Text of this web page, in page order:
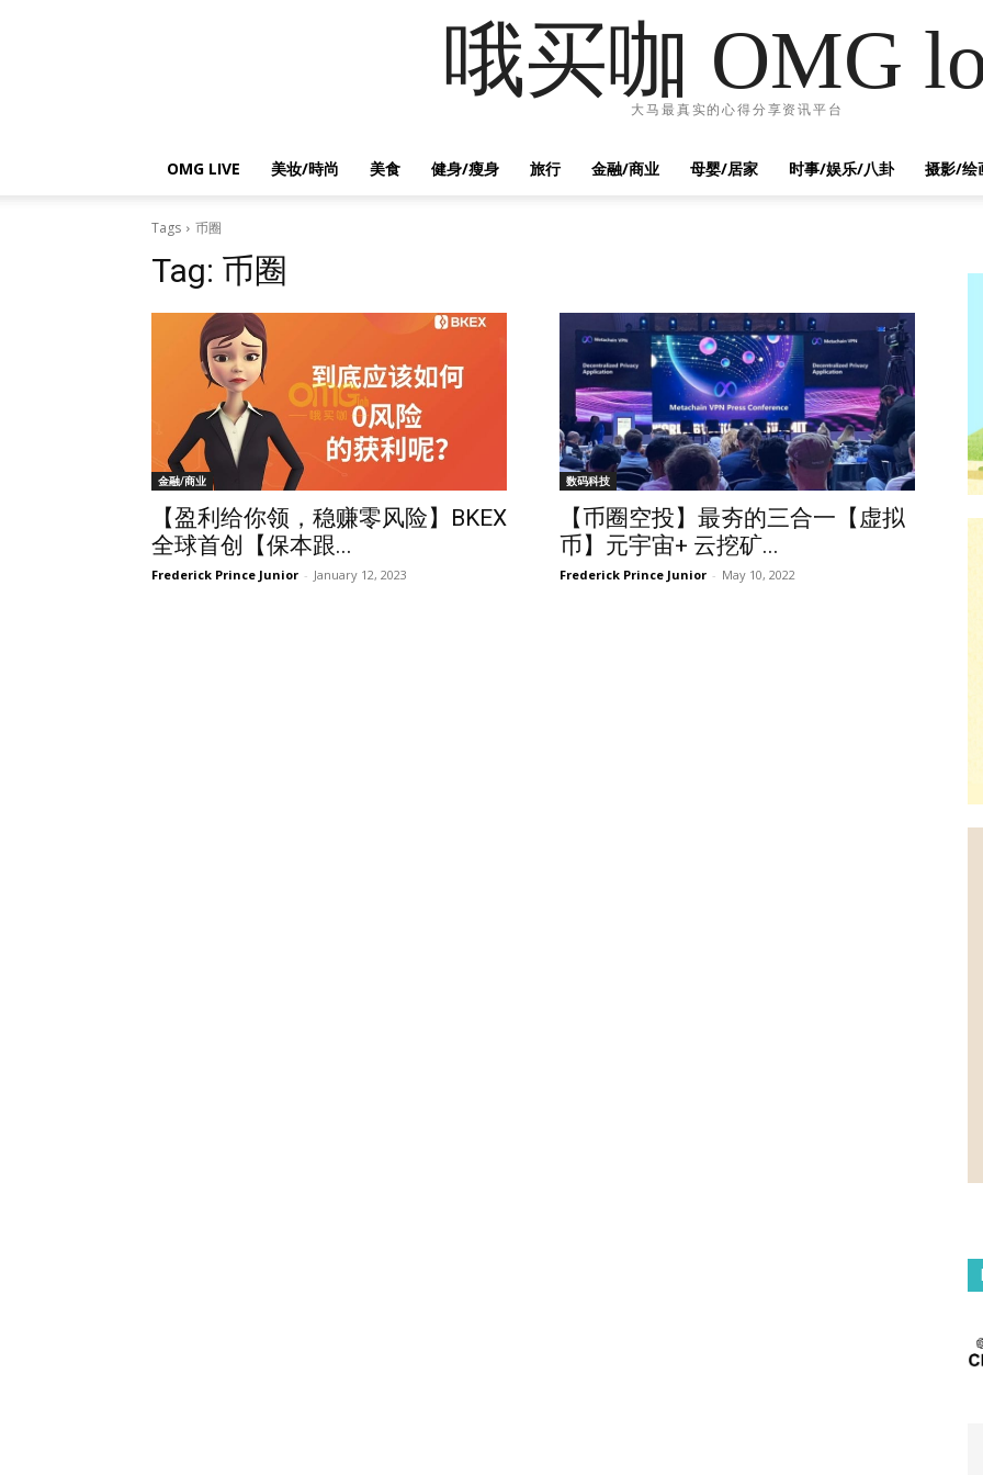
哦买咖 OMG
大马最真实的心得分享资讯平台
OMG LIVE 美妆/時尚 美食 健身/瘦身 旅行 金融/商业 母婴/居家 时事/娱乐/八卦 摄影/绘
Tags 币圈
Tag: 币圈
金融/商业
【盈利给你领，稳赚零风险】BKEX
全球首创【保本跟...
Frederick Prince Junior - January 12, 2023
数码科技
【币圈空投】最夯的三合一【虚拟
币】元宇宙+ 云挖矿...
Frederick Prince Junior - May 10, 2022